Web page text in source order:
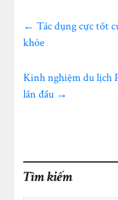
← Tác dụng cực tốt
khỏe
Kinh nghiệm du lịch
lần đầu →
Tìm kiếm